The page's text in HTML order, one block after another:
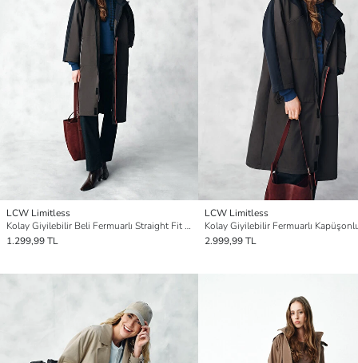
LCW Limitless
Kolay Giyilebilir Beli Fermuarlı Straight Fit Kadın Jean Pantolon
1.299,99 TL
LCW Limitless
2.999,99 TL